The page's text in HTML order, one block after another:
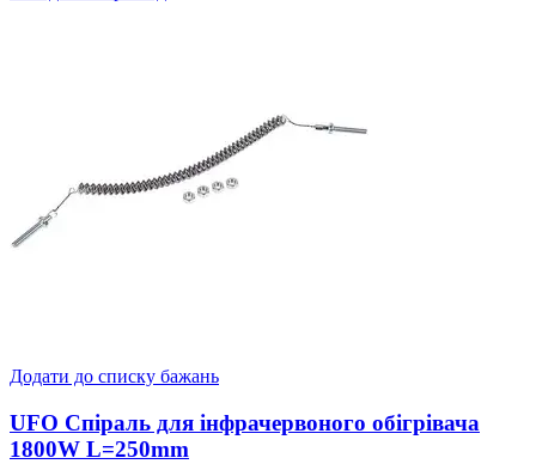
Додати до списку бажань
UFO Спіраль для інфрачервоного обігрівача
1800W L=250mm